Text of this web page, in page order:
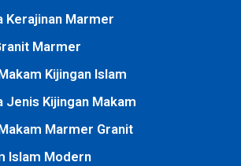
Kerajinan Marmer
Marmer
Kijingan Islam
Jenis Kijingan Makam
Marmer Granit
Islam Modern